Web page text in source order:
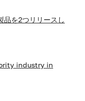
品を2つリリースし
industry in